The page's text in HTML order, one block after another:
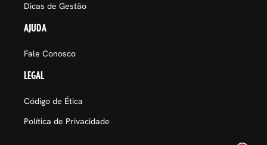
Dicas de Gestão
AJUDA
Fale Conosco
LEGAL
Código de Ética
Política de Privacidade